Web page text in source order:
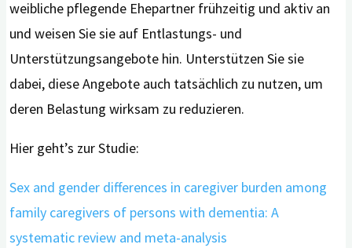
weibliche pflegende Ehepartner frühzeitig und aktiv an
und weisen Sie sie auf Entlastungs- und
Unterstützungsangebote hin. Unterstützen Sie sie
dabei, diese Angebote auch tatsächlich zu nutzen, um
deren Belastung wirksam zu reduzieren.
Hier geht’s zur Studie:
Sex and gender differences in caregiver burden among
family caregivers of persons with dementia: A
systematic review and meta-analysis